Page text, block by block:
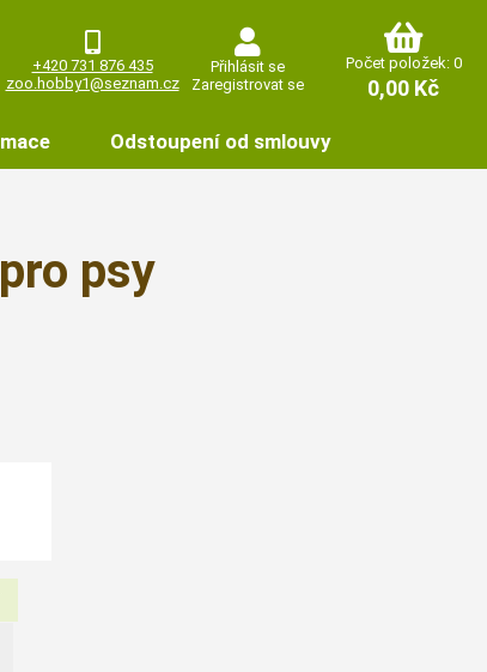
+420 731 876 435
zoo.hobby1@seznam.cz
Přihlásit se
Zaregistrovat se
Počet položek: 0
0,00 Kč
Odstoupení od smlouvy
psy